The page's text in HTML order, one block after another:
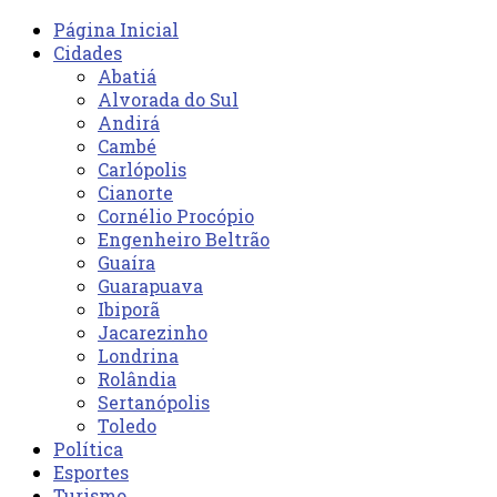
Página Inicial
Cidades
Abatiá
Alvorada do Sul
Andirá
Cambé
Carlópolis
Cianorte
Cornélio Procópio
Engenheiro Beltrão
Guaíra
Guarapuava
Ibiporã
Jacarezinho
Londrina
Rolândia
Sertanópolis
Toledo
Política
Esportes